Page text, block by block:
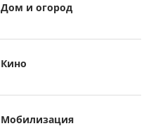
Дом и огород
Кино
Мобилизация